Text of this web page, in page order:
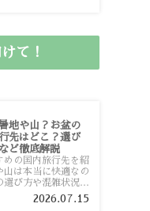
て！
地や山？お盆の
先はどこ？選び
ど徹底解説
めの国内旅行先を紹
山は本当に快適なの
選び方や混雑状況、
的混雑を避けやすい
ットまで旅行前に役
2026.07.15